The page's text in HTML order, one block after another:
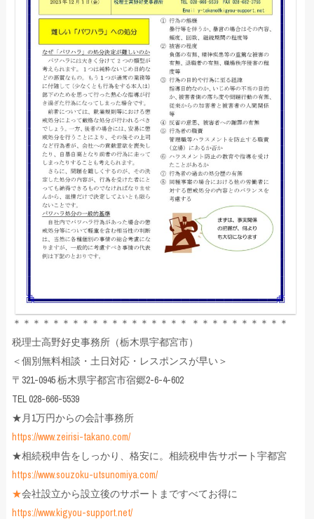
＊＊＊＊＊＊＊＊＊＊＊＊＊＊＊＊＊＊ ＊＊＊＊＊＊＊＊＊＊
税理士高野好史事務所（栃木県宇都宮市）
＜個別無料相談・土日対応・レスポンスが早い＞
〒321-0945 栃木県宇都宮市宿郷2-6-4-602
TEL 028-666-5539
★月1万円からの会計事務所
https://www.zeirisi-takano.com/
★相続税申告をしっかり、格安に。相続税申告サポート宇都宮
https://www.souzoku-utsunomiya.com/
★会社設立から設立後のサポートまですべてお得に
https://www.kigyou-support.net/